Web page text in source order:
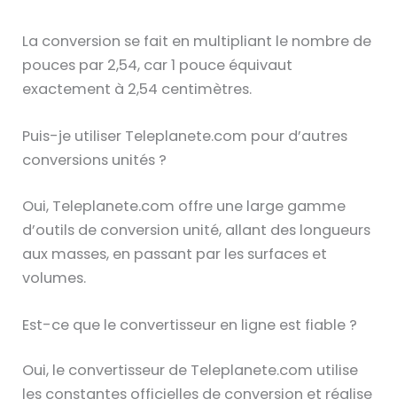
La conversion se fait en multipliant le nombre de
pouces par 2,54, car 1 pouce équivaut
exactement à 2,54 centimètres.
Puis-je utiliser Teleplanete.com pour d’autres
conversions unités ?
Oui, Teleplanete.com offre une large gamme
d’outils de conversion unité, allant des longueurs
aux masses, en passant par les surfaces et
volumes.
Est-ce que le convertisseur en ligne est fiable ?
Oui, le convertisseur de Teleplanete.com utilise
les constantes officielles de conversion et réalise